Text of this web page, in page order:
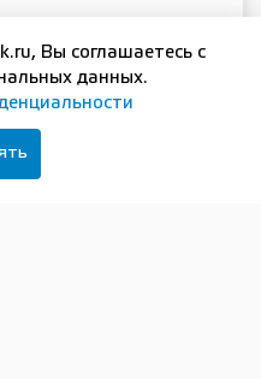
фундамент для
мероприятия, как
инноваторам
Вы соглашаетесь с
данных.